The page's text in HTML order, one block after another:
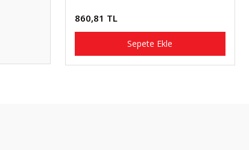
860,81 TL
Sepete Ekle